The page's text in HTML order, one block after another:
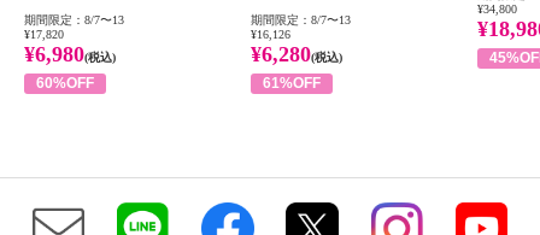
期間限定：8/7〜13
¥17,820
¥6,980(税込)
60%OFF
期間限定：8/7〜13
¥16,126
¥6,280(税込)
61%OFF
¥34,800